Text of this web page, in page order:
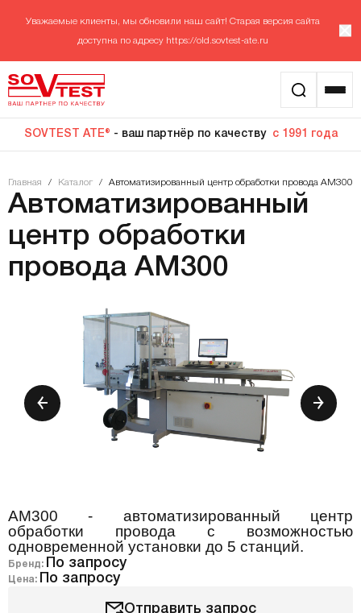
Уважаемые клиенты, мы обновили наш сайт! Старая версия сайта
доступна по адресу https://old.sovtest-ate.ru
SOVTEST ATE® - ваш партнёр по качеству с 1991 года
Главная / Каталог / Автоматизированный центр обработки провода АМ300
Автоматизированный
центр обработки
провода АМ300
AM300 - автоматизированный центр
обработки провода с возможностью
одновременной установки до 5 станций.
Бренд: По запросу
Цена: По запросу
Отправить запрос